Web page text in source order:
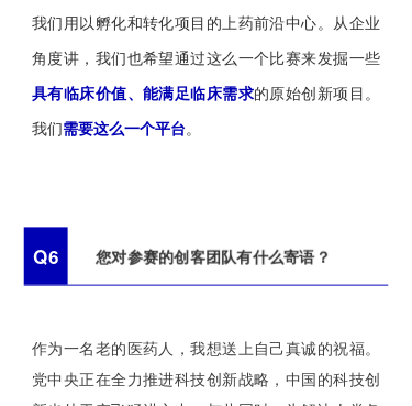
我们用以孵化和转化项目的上药前沿中心。从企业
角度讲，我们也希望通过这么一个比赛来发掘一些
具有临床价值、能满足临床需求的原始创新项目。
我们需要这么一个平台。
Q6 您对参赛的创客团队有什么寄语？
作为一名老的医药人，我想送上自己真诚的祝福。
党中央正在全力推进科技创新战略，中国的科技创